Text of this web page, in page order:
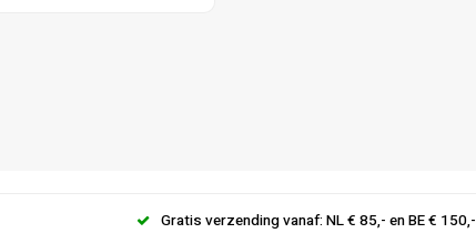
Gratis verzending vanaf: NL € 85,- en BE € 150,-